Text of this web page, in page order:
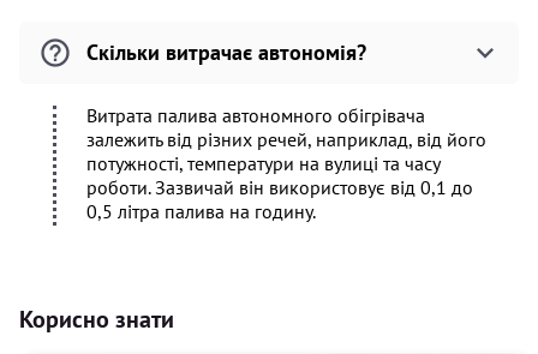
Скільки витрачає автономія?
Витрата палива автономного обігрівача
залежить від різних речей, наприклад, від його
потужності, температури на вулиці та часу
роботи. Зазвичай він використовує від 0,1 до
0,5 літра палива на годину.
Корисно знати